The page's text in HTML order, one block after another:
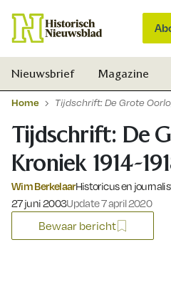
Nieuwsbrief Magazine
Home Tijdschrift: De Grote
Tijdschrift: De
Kroniek 1914-
Wim BerkelaarHistoricus en
Gepubliceerd op:
27 juni 2003Update 7 april 2020
Bewaar bericht